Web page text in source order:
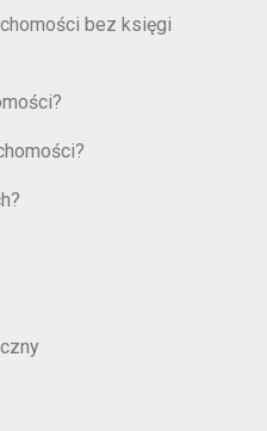
bez księgi